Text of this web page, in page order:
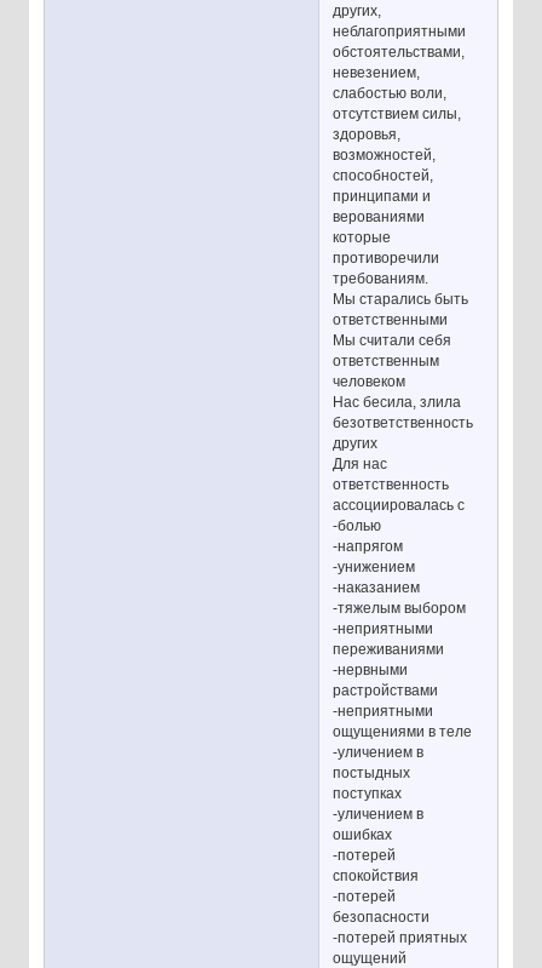
других,
неблагоприятными
обстоятельствами,
невезением,
слабостью воли,
отсутствием силы,
здоровья,
возможностей,
способностей,
принципами и
верованиями
которые
противоречили
требованиям.
Мы старались быть
ответственными
Мы считали себя
ответственным
человеком
Нас бесила, злила
безответственность
других
Для нас
ответственность
ассоциировалась с
-болью
-напрягом
-унижением
-наказанием
-тяжелым выбором
-неприятными
переживаниями
-нервными
растройствами
-неприятными
ощущениями в теле
-уличением в
постыдных
поступках
-уличением в
ошибках
-потерей
спокойствия
-потерей
безопасности
-потерей приятных
ощущений